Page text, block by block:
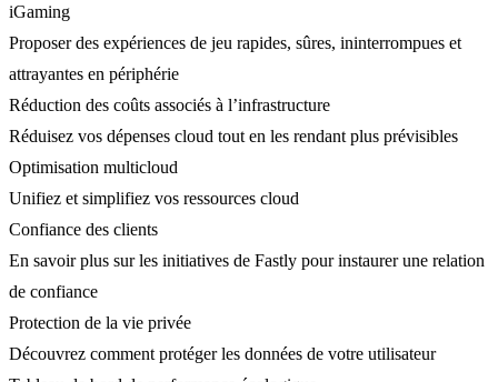
iGaming
Proposer des expériences de jeu rapides, sûres, ininterrompues et
attrayantes en périphérie
Réduction des coûts associés à l’infrastructure
Réduisez vos dépenses cloud tout en les rendant plus prévisibles
Optimisation multicloud
Unifiez et simplifiez vos ressources cloud
Confiance des clients
En savoir plus sur les initiatives de Fastly pour instaurer une relation
de confiance
Protection de la vie privée
Découvrez comment protéger les données de votre utilisateur